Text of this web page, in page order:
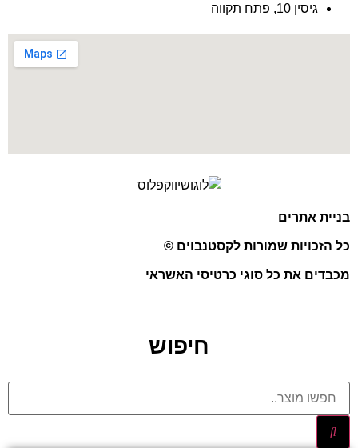
גיסין 10, פתח תקווה
כל הזכויות שמורות לקסטנבוים ©
בניית אתרים
מכבדים את כל סוגי כרטיסי האשראי
חיפוש